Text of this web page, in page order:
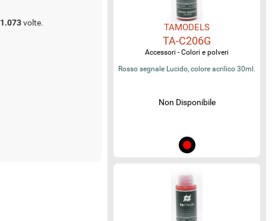
1.073volte. TAMODELS
TA-C206G
Accessori - Colori e polveri
Rosso segnale Lucido, colore acrilico 30ml.
Non Disponibile